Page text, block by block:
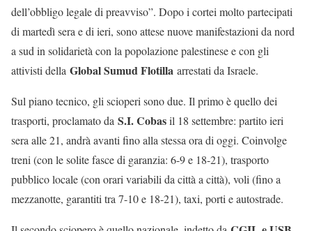
dell’obbligo legale di preavviso”. Dopo i cortei molto partecipati
di martedì sera e di ieri, sono attese nuove manifestazioni da nord
a sud in solidarietà con la popolazione palestinese e con gli
attivisti della Global Sumud Flotilla arrestati da Israele.
Sul piano tecnico, gli scioperi sono due. Il primo è quello dei
trasporti, proclamato da S.I. Cobasil 18 settembre: partito ieri
sera alle 21, andrà avanti fino alla stessa ora di oggi. Coinvolge
treni (con le solite fasce di garanzia: 6-9 e 18-21), trasporto
pubblico locale (con orari variabili da città a città), voli (fino a
mezzanotte, garantiti tra 7-10 e 18-21), taxi, porti e autostrade.